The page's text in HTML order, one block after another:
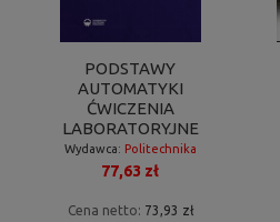
PODSTAWY
AUTOMATYKI
ĆWICZENIA
LABORATORYJNE
Wydawca: Politechnika
Poznańska
77,63 zł
Cena netto: 73,93 zł